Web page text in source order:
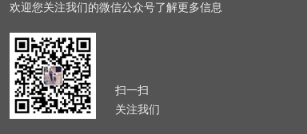
欢迎您关注我们的微信公众号了解更多信息
扫一扫
关注我们